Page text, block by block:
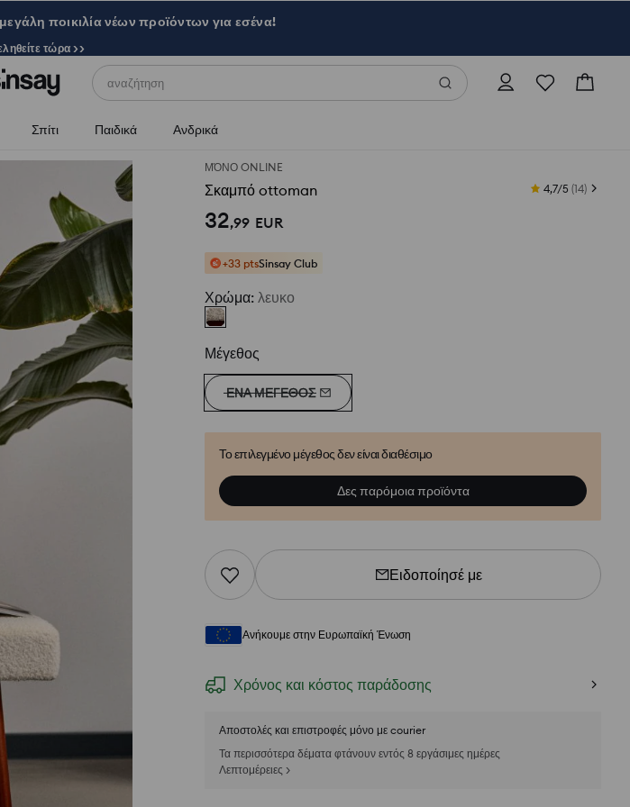
ποικιλία νέων προϊόντων για εσένα!
τώρα >>
αναζήτηση
Σπίτι Παιδικά Ανδρικά
ΜΌΝΟ ONLINE
Σκαμπό ottoman 4,7/5 (14)
32,99 EUR
+33 ptsSinsay Club
Χρώμα: λευκο
Μέγεθος
ΈΝΑ ΜΈΓΕΘΟΣ
Το επιλεγμένο μέγεθος δεν είναι διαθέσιμο
Δες παρόμοια προϊόντα
Ειδοποίησέ με
Ανήκουμε στην Ευρωπαϊκή Ένωση
Χρόνος και κόστος παράδοσης
Αποστολές και επιστροφές μόνο με courier
Τα περισσότερα δέματα φτάνουν εντός 8 εργάσιμες ημέρες
Λεπτομέρειες >